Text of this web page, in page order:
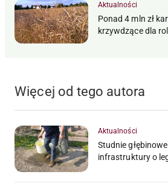
Aktualności
Ponad 4 mln zł
krzywdzące dla
Więcej od tego autora
Aktualności
Studnie
infrastruktury o